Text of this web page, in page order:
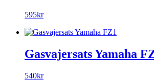
595kr
Gasvajersats Yamaha
540kr